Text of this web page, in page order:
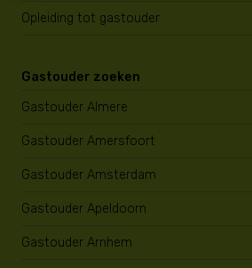
Opleiding tot gastouder
Gastouder zoeken
Gastouder Almere
Gastouder Amersfoort
Gastouder Amsterdam
Gastouder Apeldoorn
Gastouder Arnhem